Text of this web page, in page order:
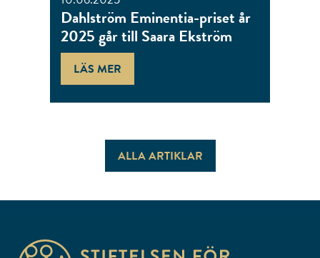
Dahlström Eminentia-priset år
2025 går till Saara Ekström
LÄS MER
ALLA ARTIKLAR